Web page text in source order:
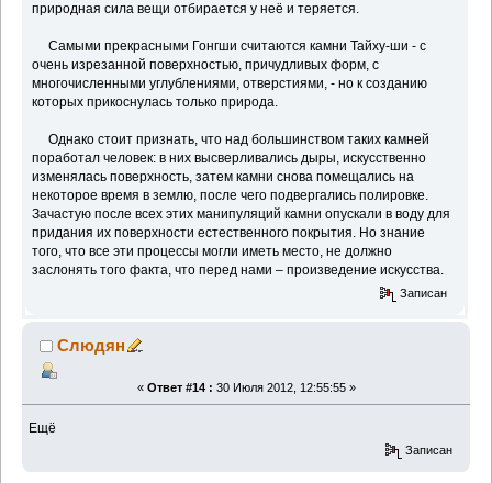
природная сила вещи отбирается у неё и теряется.
Самыми прекрасными Гонгши считаются камни Тайху-ши - с
очень изрезанной поверхностью, причудливых форм, с
многочисленными углублениями, отверстиями, - но к созданию
которых прикоснулась только природа.
Однако стоит признать, что над большинством таких камней
поработал человек: в них высверливались дыры, искусственно
изменялась поверхность, затем камни снова помещались на
некоторое время в землю, после чего подвергались полировке.
Зачастую после всех этих манипуляций камни опускали в воду для
придания их поверхности естественного покрытия. Но знание
того, что все эти процессы могли иметь место, не должно
заслонять того факта, что перед нами – произведение искусства.
Записан
Слюдян
« Ответ #14 : 30 Июля 2012, 12:55:55 »
Ещё
Записан